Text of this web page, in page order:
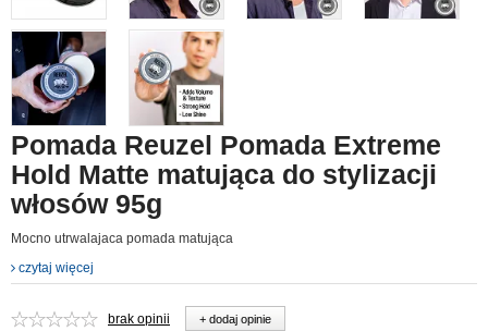
Pomada Reuzel Pomada Extreme
Hold Matte matująca do stylizacji
włosów 95g
Mocno utrwalajaca pomada matująca
czytaj więcej
brak opinii + dodaj opinie